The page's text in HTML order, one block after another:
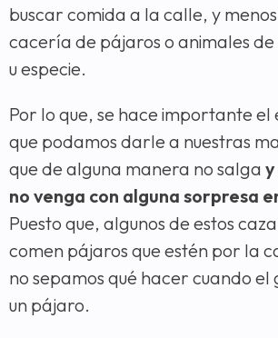
buscar comida a la calle, y
cacería de pájaros o animales
u especie.
Por lo que, se hace importante
que podamos darle a nuestras
que de alguna manera no salga
no venga con alguna sorpresa
Puesto que, algunos de estos
comen pájaros que estén por la
no sepamos qué hacer cuando el
un pájaro.